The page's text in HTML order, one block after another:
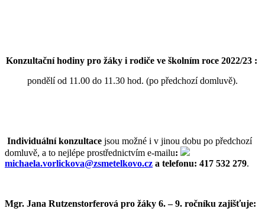
Konzultační hodiny pro žáky i rodiče ve školním roce 2022/23 :
pondělí od 11.00 do 11.30 hod. (po předchozí domluvě).
Individuální konzultace jsou možné i v jinou dobu po předchozí
domluvě, a to nejlépe prostřednictvím e-mailu:
michaela.vorlickova@zsmetelkovo.cz a telefonu: 417 532 279.
Mgr. Jana Rutzenstorferová pro žáky 6. – 9. ročníku zajišťuje: